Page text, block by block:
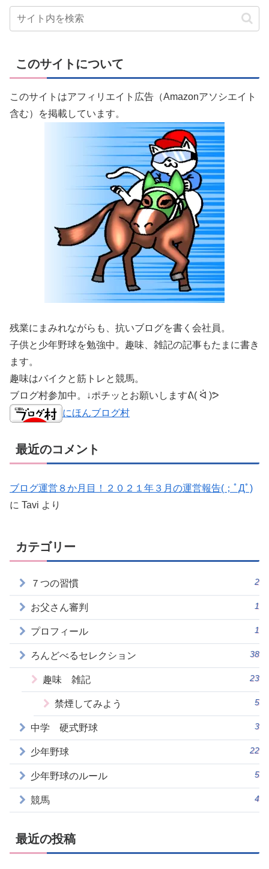
このサイトについて
このサイトはアフィリエイト広告（Amazonアソシエイト
含む）を掲載しています。
残業にまみれながらも、抗いブログを書く会社員。
子供と少年野球を勉強中。趣味、雑記の記事もたまに書き
ます。
趣味はバイクと筋トレと競馬。
ブログ村参加中。↓ポチッとお願いしますᕕ( ᐛ )ᕗ
にほんブログ村
最近のコメント
ブログ運営８か月目！２０２１年３月の運営報告(；ﾟДﾟ)
に Tavi より
カテゴリー
７つの習慣 2
お父さん審判 1
プロフィール 1
ろんどべるセレクション 38
趣味 雑記 23
禁煙してみよう 5
中学 硬式野球 3
少年野球 22
少年野球のルール 5
競馬 4
最近の投稿